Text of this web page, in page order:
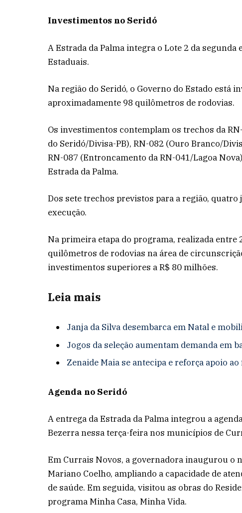
Investimentos no Seridó
A Estrada da Palma integra o Lote 2 da segunda
Estaduais.
Na região do Seridó, o Governo do Estado está
aproximadamente 98 quilômetros de rodovias.
Os investimentos contemplam os trechos da
do Seridó/Divisa-PB), RN-082 (Ouro Branco/
RN-087 (Entroncamento da RN-041/Lagoa
Estrada da Palma.
Dos sete trechos previstos para a região,
execução.
Na primeira etapa do programa, realizada
quilômetros de rodovias na área de
investimentos superiores a R$ 80 milhões.
Leia mais
Janja da Silva desembarca em Natal e
Jogos da seleção aumentam demanda em
Zenaide Maia se antecipa e reforça apoio
Agenda no Seridó
A entrega da Estrada da Palma integrou a
Bezerra nessa terça-feira nos municípios de
Em Currais Novos, a governadora inaugurou o
Mariano Coelho, ampliando a capacidade de
de saúde. Em seguida, visitou as obras do
programa Minha Casa, Minha Vida.